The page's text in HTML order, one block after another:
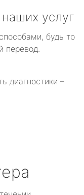
услуг
будь то
перевод.
диагностики –